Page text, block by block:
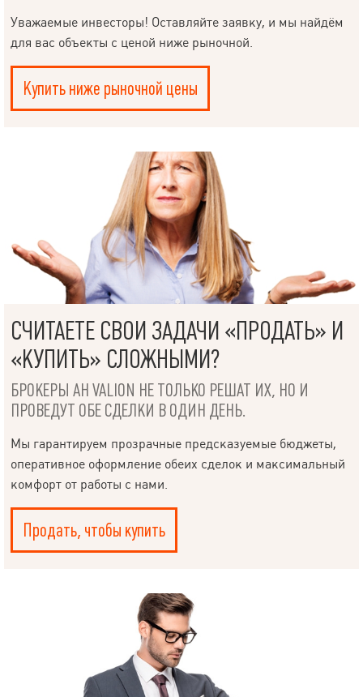
Уважаемые инвесторы! Оставляйте заявку, и мы найдём
для вас объекты с ценой ниже рыночной.
Купить ниже рыночной цены
СЧИТАЕТЕ СВОИ ЗАДАЧИ «ПРОДАТЬ» И
«КУПИТЬ» СЛОЖНЫМИ?
БРОКЕРЫ АН VALION НЕ ТОЛЬКО РЕШАТ ИХ, НО И
ПРОВЕДУТ ОБЕ СДЕЛКИ В ОДИН ДЕНЬ.
Мы гарантируем прозрачные предсказуемые бюджеты,
оперативное оформление обеих сделок и максимальный
комфорт от работы с нами.
Продать, чтобы купить